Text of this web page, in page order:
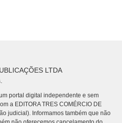
LTDA
portal digital independente e sem
a EDITORA TRES COMÉRCIO DE
judicial). Informamos também que não